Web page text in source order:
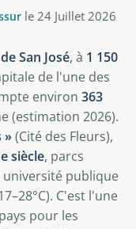
le 24 Juillet 2026
San José, à 1 150
de l'une des
environ 363
(estimation 2026).
»(Cité des Fleurs),
siècle, parcs
publique
C'est l'une
pour les